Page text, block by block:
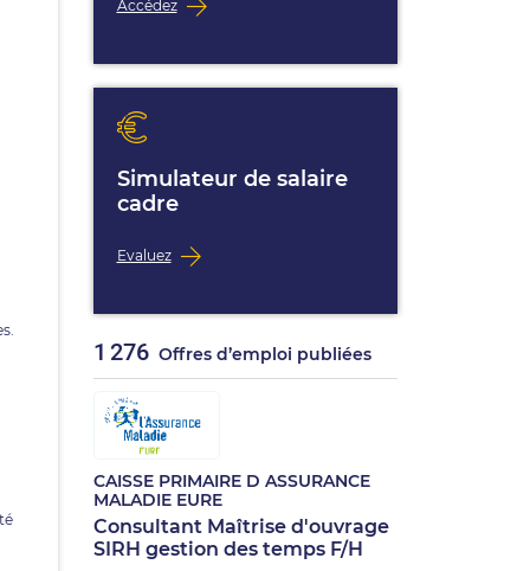
Accédez
Simulateur de salaire
cadre
Evaluez
1 276 Offres d’emploi publiées
CAISSE PRIMAIRE D ASSURANCE
MALADIE EURE
Consultant Maîtrise d'ouvrage
SIRH gestion des temps F/H